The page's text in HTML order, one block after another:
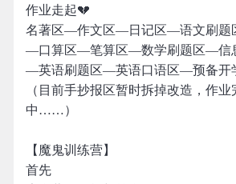
作业走起💔
名著区—作文区—日记区—语文刷题
—口算区—笔算区—数学刷题区—信
—英语刷题区—英语口语区—预备开
（目前手抄报区暂时拆掉改造，作业
中……）
【魔鬼训练营】
首先